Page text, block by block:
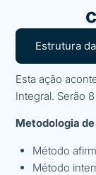
Estrutura
Esta ação
Integral. Serão
Metodologia
Método
Método